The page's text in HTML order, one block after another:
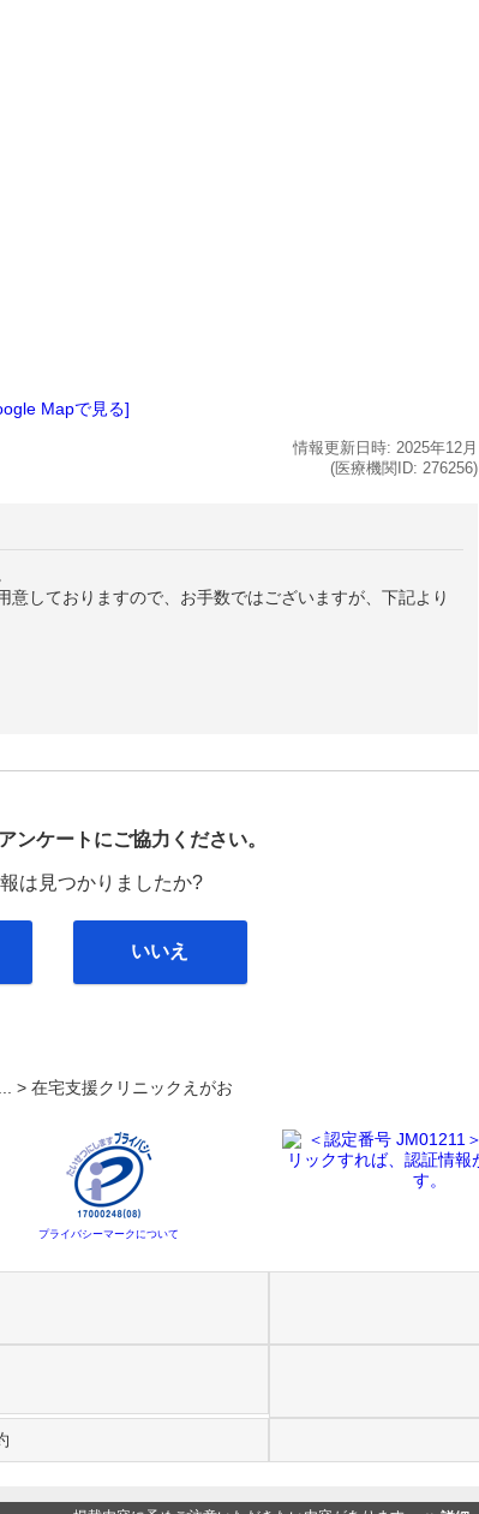
Mapで見る]
情報更新日時: 2025年12月
(医療機関ID: 276256)
しておりますので、お手数ではございますが、下記より
ンケートにご協力ください。
は見つかりましたか?
いいえ
... > 在宅支援クリニックえがお
プライバシーマークについて